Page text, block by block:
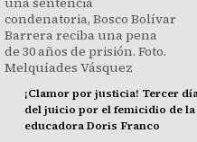
¡Clamor por justicia! Tercer
del juicio por el femicidio de la
educadora Doris Franco